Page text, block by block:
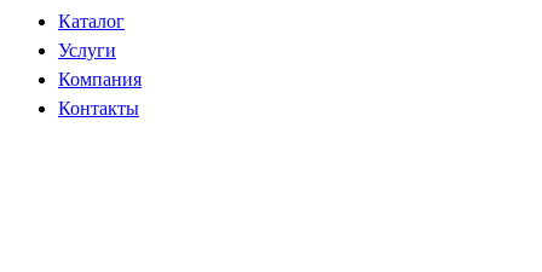
Каталог
Услуги
Компания
Контакты